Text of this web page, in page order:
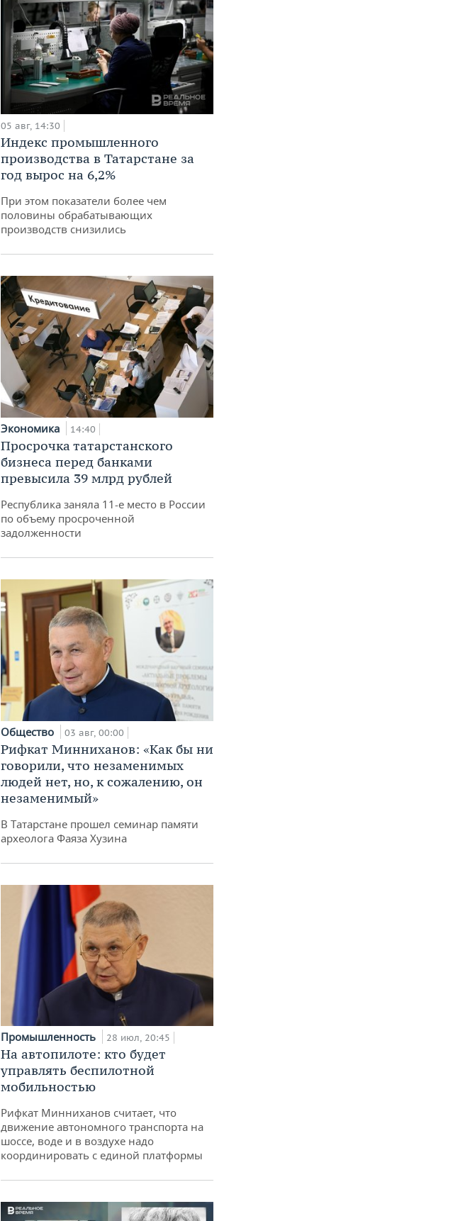
05 авг, 14:30
Индекс промышленного
производства в Татарстане за
год вырос на 6,2%
При этом показатели более чем
половины обрабатывающих
производств снизились
Экономика 14:40
Просрочка татарстанского
бизнеса перед банками
превысила 39 млрд рублей
Республика заняла 11-е место в России
по объему просроченной
задолженности
Общество 03 авг, 00:00
Рифкат Минниханов: «Как бы ни
говорили, что незаменимых
людей нет, но, к сожалению, он
незаменимый»
В Татарстане прошел семинар памяти
археолога Фаяза Хузина
Промышленность 28 июл, 20:45
На автопилоте: кто будет
управлять беспилотной
мобильностью
Рифкат Минниханов считает, что
движение автономного транспорта на
шоссе, воде и в воздухе надо
координировать с единой платформы